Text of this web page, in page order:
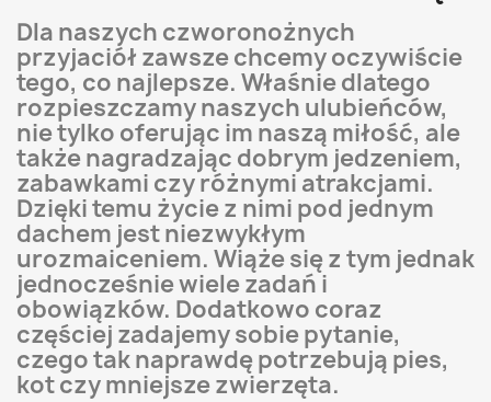
Dla naszych czworonożnych
przyjaciół zawsze chcemy oczywiście
tego, co najlepsze. Właśnie dlatego
rozpieszczamy naszych ulubieńców,
nie tylko oferując im naszą miłość, ale
także nagradzając dobrym jedzeniem,
zabawkami czy różnymi atrakcjami.
Dzięki temu życie z nimi pod jednym
dachem jest niezwykłym
urozmaiceniem. Wiąże się z tym jednak
jednocześnie wiele zadań i
obowiązków. Dodatkowo coraz
częściej zadajemy sobie pytanie,
czego tak naprawdę potrzebują pies,
kot czy mniejsze zwierzęta.